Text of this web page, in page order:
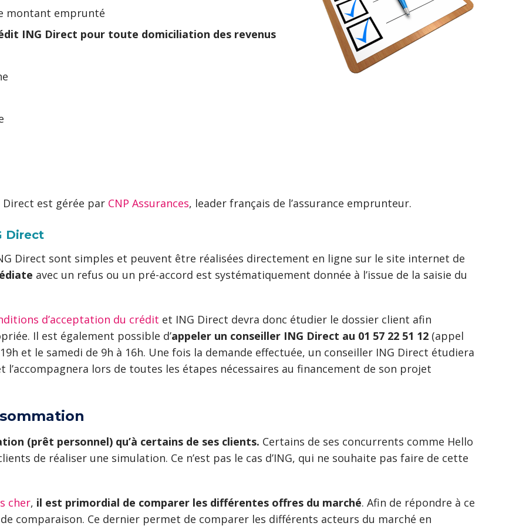
montant emprunté
ING Direct pour toute domiciliation des revenus
Direct est gérée par CNP Assurances, leader français de l’assurance emprunteur.
Direct
Direct sont simples et peuvent être réalisées directement en ligne sur le site internet de
avec un refus ou un pré-accord est systématiquement donnée à l’issue de la saisie du
d’acceptation du crédit et ING Direct devra donc étudier le dossier client afin
Il est également possible d’appeler un conseiller ING Direct au 01 57 22 51 12 (appel
et le samedi de 9h à 16h. Une fois la demande effectuée, un conseiller ING Direct étudiera
lors de toutes les étapes nécessaires au financement de son projet
(prêt personnel) qu’à certains de ses clients. Certains de ses concurrents comme Hello
de réaliser une simulation. Ce n’est pas le cas d’ING, qui ne souhaite pas faire de cette
cher, il est primordial de comparer les différentes offres du marché. Afin de répondre à ce
comparaison. Ce dernier permet de comparer les différents acteurs du marché en